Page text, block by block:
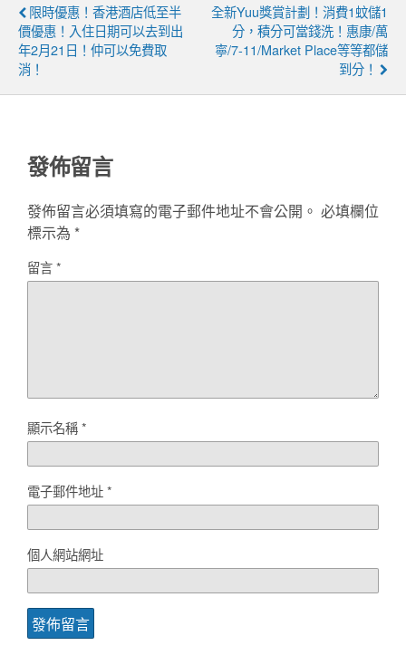
限時優惠！香港酒店低至半
價優惠！入住日期可以去到出
年2月21日！仲可以免費取
消！
全新yuu獎賞計劃！消費1蚊儲1
分，積分可當錢洗！惠康/萬
寧/7-11/Market Place等等都儲
到分！
發佈留言
發佈留言必須填寫的電子郵件地址不會公開。 必填欄位
標示為 *
留言*
顯示名稱*
電子郵件地址*
個人網站網址